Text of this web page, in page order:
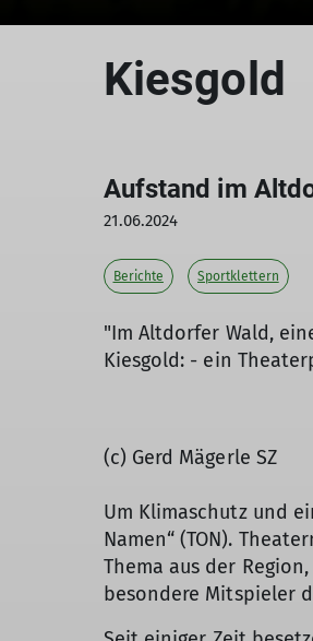
Kiesgold
Aufstand im
21.06.2024
Berichte Sportklettern
"Im Altdorfer Wald,
Kiesgold: - ein
(c) Gerd Mägerle SZ
Um Klimaschutz und
Namen“ (TON).
Thema aus der
besondere Mitspieler